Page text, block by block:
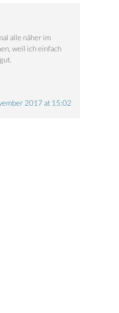
alle näher im
weil ich einfach
2017 at 15:02